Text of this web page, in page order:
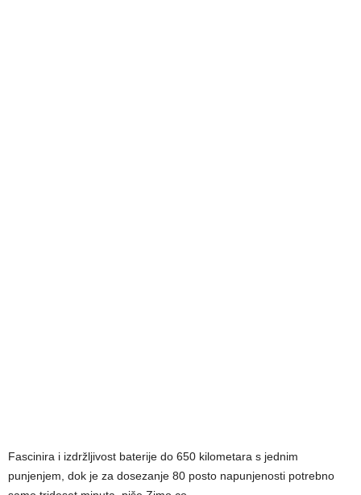
Fascinira i izdržljivost baterije do 650 kilometara s jednim
punjenjem, dok je za dosezanje 80 posto napunjenosti potrebno